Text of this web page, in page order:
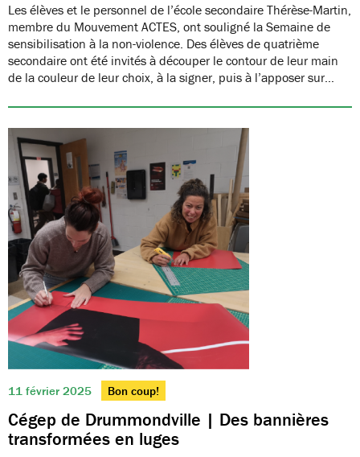
Les élèves et le personnel de l’école secondaire Thérèse-Martin,
membre du Mouvement ACTES, ont souligné la Semaine de
sensibilisation à la non-violence. Des élèves de quatrième
secondaire ont été invités à découper le contour de leur main
de la couleur de leur choix, à la signer, puis à l’apposer sur…
11 février 2025 Bon coup!
Cégep de Drummondville | Des bannières
transformées en luges